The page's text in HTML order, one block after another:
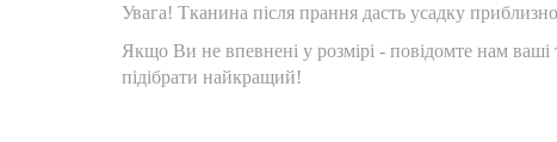
Увага! Тканина після прання дасть усадку
Якщо Ви не впевнені у розмірі - повідомте нам
підібрати найкращий!